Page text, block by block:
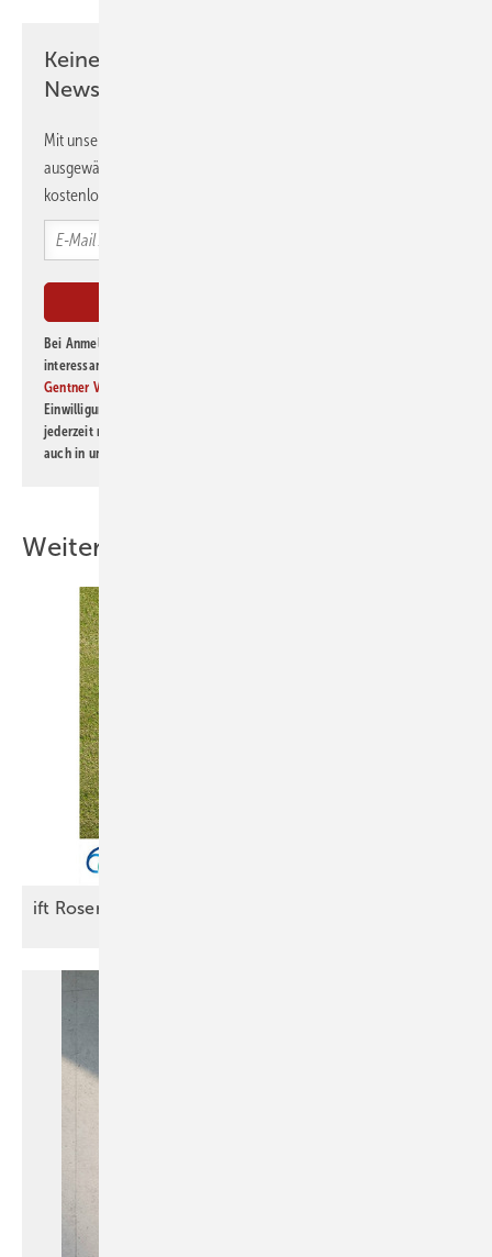
Keine Zeit? Kein Problem mit dem GEB
Newsletter!
Mit unserem Newsletter erhalten Sie regelmäßig von uns
ausgewählte Informationen und Neuigkeiten, gebündelt und
kostenlos direkt ins Postfach.
Bei Anmeldung zu diesem Newsletter bin ich damit einverstanden, über
interessante Verlags- und Online-Angebote
Gentner Verlag GmbH & Co. KG
Einwilligung kann ich jederzeit widerrufen und eine Abmeldung ist
jederzeit möglich. Informationen zum Umgang mit Daten finden Sie
auch in unserer
Weitere Inhalte
ift Rosenheim feiert